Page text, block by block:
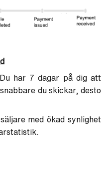
har 7 dagar på dig att
du skickar, desto
med ökad synlighet